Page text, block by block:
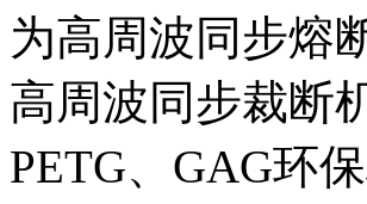
为高周波同步熔
高周波同步裁断
PETG、GAG环